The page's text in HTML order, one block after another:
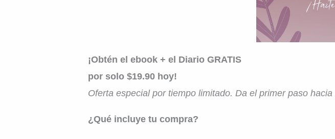
¡Obtén el ebook + el Diario GRATIS
por solo $19.90 hoy!
Oferta especial por tiempo limitado. Da el primer paso
¿Qué incluye tu compra?